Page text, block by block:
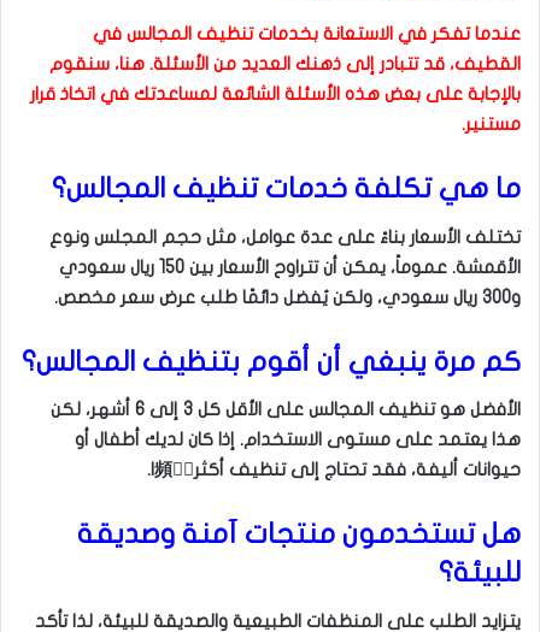
عندما تفكر في الاستعانة بخدمات تنظيف المجالس في
القطيف، قد تتبادر إلى ذهنك العديد من الأسئلة. هنا، سنقوم
بالإجابة على بعض هذه الأسئلة الشائعة لمساعدتك في اتخاذ قرار
مستنير.
ما هي تكلفة خدمات تنظيف المجالس؟
تختلف الأسعار بناءً على عدة عوامل، مثل حجم المجلس ونوع
الأقمشة. عموماً، يمكن أن تتراوح الأسعار بين 150 ريال سعودي
و300 ريال سعودي، ولكن يُفضل دائمًا طلب عرض سعر مخصص.
كم مرة ينبغي أن أقوم بتنظيف المجالس؟
الأفضل هو تنظيف المجالس على الأقل كل 3 إلى 6 أشهر، لكن
هذا يعتمد على مستوى الاستخدام. إذا كان لديك أطفال أو
حيوانات أليفة، فقد تحتاج إلى تنظيف أكثر頻繁ًا.
هل تستخدمون منتجات آمنة وصديقة
للبيئة؟
يتزايد الطلب على المنظفات الطبيعية والصديقة للبيئة، لذا تأكد